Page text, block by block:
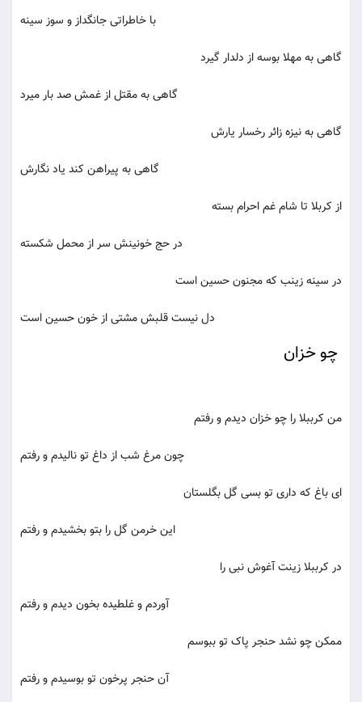
با خاطراتی جانگداز و سوز سینه
گاهی به مهلا بوسه از دلدار گیرد
گاهی به مقتل از غمش صد بار میرد
گاهی به نیزه زائر رخسار یارش
گاهی به پیراهن کند یاد نگارش
از کربلا تا شام غم احرام بسته
در حج خونینش سر از محمل شکسته
در سینه زینب که مجنون حسین است
دل نیست قلبش مشتی از خون حسین است
چو خزان
من کرببلا را چو خزان دیدم و رفتم
چون مرغ شب از داغ تو نالیدم و رفتم
ای باغ که داری تو بسی گل بگلستان
این خرمن گل را بتو بخشیدم و رفتم
در کرببلا زینت آغوش نبی را
آوردم و غلطیده بخون دیدم و رفتم
ممکن چو نشد حنجر پاک تو ببوسم
آن حنجر پرخون تو بوسیدم و رفتم